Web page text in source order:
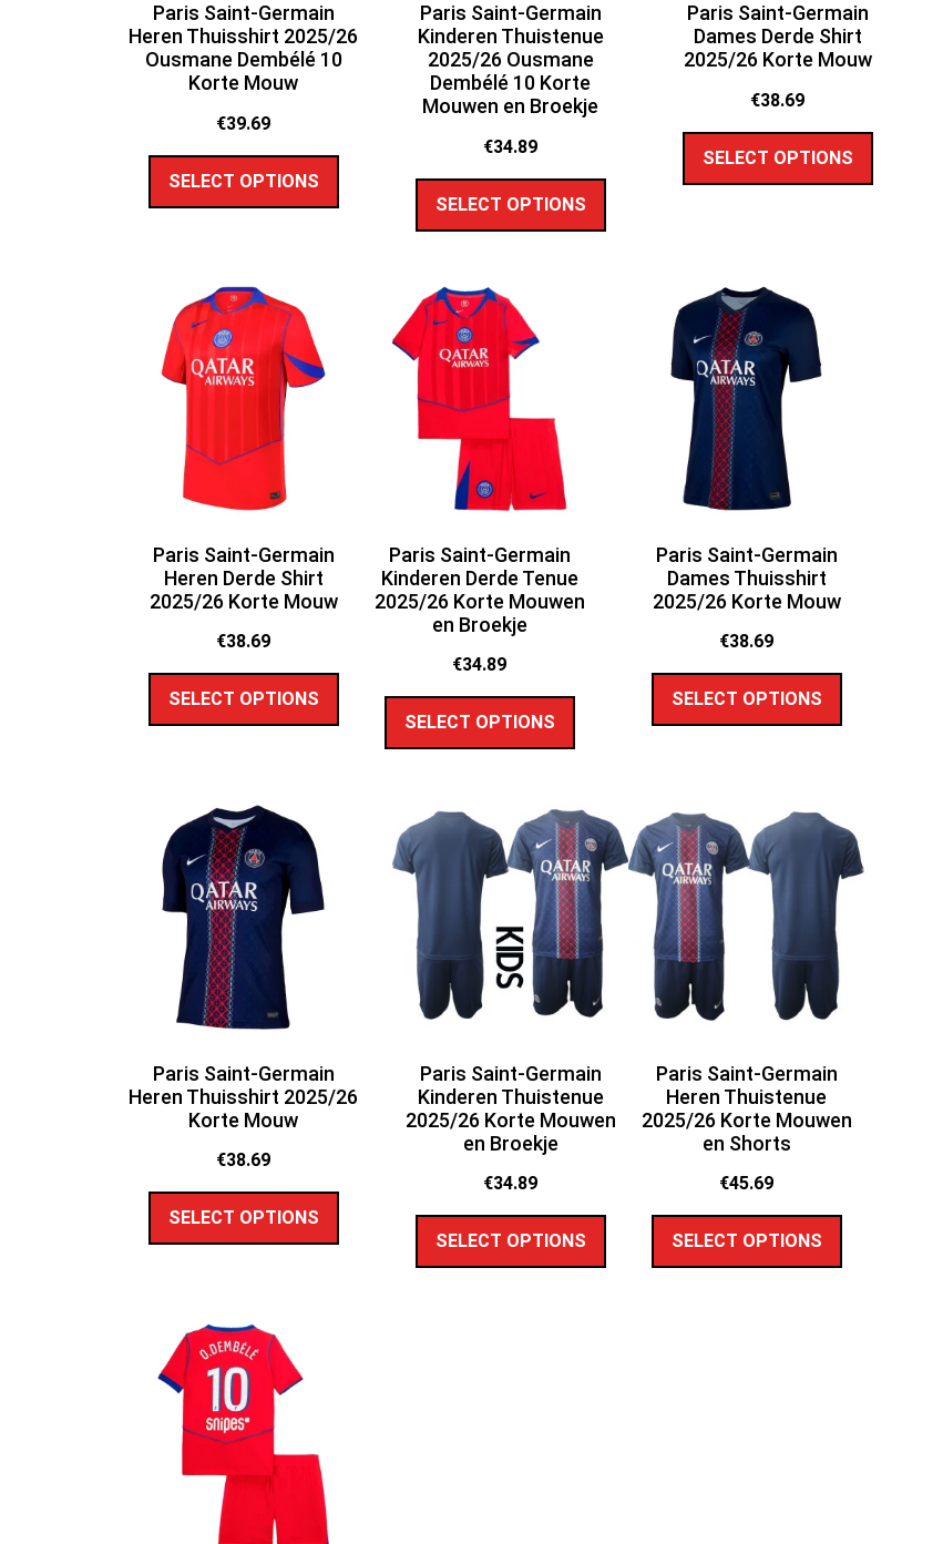
Paris Saint-Germain
Heren Thuisshirt 2025/26
Ousmane Dembélé 10
Korte Mouw
€39.69
SELECT OPTIONS
Paris Saint-Germain
Kinderen Thuistenue
2025/26 Ousmane
Dembélé 10 Korte
Mouwen en Broekje
€34.89
SELECT OPTIONS
Paris Saint-Germain
Dames Derde Shirt
2025/26 Korte Mouw
€38.69
SELECT OPTIONS
Paris Saint-Germain
Heren Derde Shirt
2025/26 Korte Mouw
€38.69
SELECT OPTIONS
Paris Saint-Germain
Kinderen Derde Tenue
2025/26 Korte Mouwen
en Broekje
€34.89
SELECT OPTIONS
Paris Saint-Germain
Dames Thuisshirt
2025/26 Korte Mouw
€38.69
SELECT OPTIONS
Paris Saint-Germain
Heren Thuisshirt 2025/26
Korte Mouw
€38.69
SELECT OPTIONS
Paris Saint-Germain
Kinderen Thuistenue
2025/26 Korte Mouwen
en Broekje
€34.89
SELECT OPTIONS
Paris Saint-Germain
Heren Thuistenue
2025/26 Korte Mouwen
en Shorts
€45.69
SELECT OPTIONS